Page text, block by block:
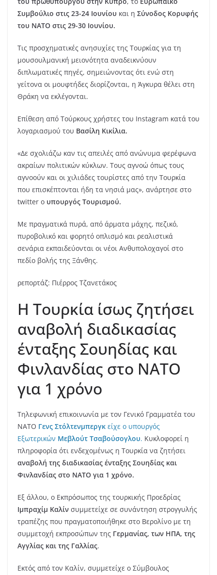
Συμβούλιο στις 23-24 Ιουνίου και η Σύνοδος Κορυφής
του ΝΑΤΟ στις 29-30 Ιουνίου.
Τις προσχηματικές ανησυχίες της Τουρκίας για τη
μουσουλμανική μειονότητα αναδεικνύουν
διπλωματικές πηγές, σημειώνοντας ότι ενώ στη
γείτονα οι μουφτήδες διορίζονται, η Άγκυρα θέλει στη
Θράκη να εκλέγονται.
Επίθεση από Τούρκους χρήστες του Instagram κατά του
λογαριασμού του Βασίλη Κικίλια.
«Δε σχολιάζω καν τις απειλές από ανώνυμα φερέφωνα
ακραίων πολιτικών κύκλων. Τους αγνοώ όπως τους
αγνοούν και οι χιλιάδες τουρίστες από την Τουρκία
που επισκέπτονται ήδη τα νησιά μας», ανάρτησε στο
twitter ο υπουργός Τουρισμού.
Με πραγματικά πυρά, από άρματα μάχης, πεζικό,
πυροβολικό και φορητό οπλισμό και ρεαλιστικά
σενάρια εκπαιδεύονται οι νέοι Ανθυπολοχαγοί στο
πεδίο βολής της Ξάνθης.
ρεπορτάζ: Πιέρρος Τζανετάκος
Η Τουρκία ίσως ζητήσει
αναβολή διαδικασίας
ένταξης Σουηδίας και
Φινλανδίας στο ΝΑΤΟ
για 1 χρόνο
Τηλεφωνική επικοινωνία με τον Γενικό Γραμματέα του
ΝΑΤΟ Γενς Στόλτενμπεργκ είχε ο υπουργός
Εξωτερικών Μεβλούτ Τσαβούσογλου. Κυκλοφορεί η
πληροφορία ότι ενδεχομένως η Τουρκία να ζητήσει
αναβολή της διαδικασίας ένταξης Σουηδίας και
Φινλανδίας στο ΝΑΤΟ για 1 χρόνο.
Εξ άλλου, ο Εκπρόσωπος της τουρκικής Προεδρίας
Ιμπραχίμ Καλίν συμμετείχε σε συνάντηση στρογγυλής
τραπέζης που πραγματοποιήθηκε στο Βερολίνο με τη
συμμετοχή εκπροσώπων της Γερμανίας, των ΗΠΑ, της
Αγγλίας και της Γαλλίας.
Εκτός από τον Καλίν, συμμετείχε ο Σύμβουλος